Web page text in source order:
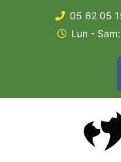
05 62 05
Lun -